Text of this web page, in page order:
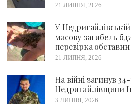
21 ЛИПНЯ, 2026
У
масову загибель
перевірка
21 ЛИПНЯ, 2026
На війні загинув
Недригайлівщини
3 ЛИПНЯ, 2026